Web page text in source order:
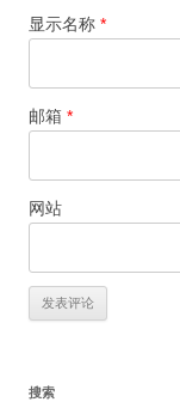
显示名称 *
邮箱 *
网站
搜索